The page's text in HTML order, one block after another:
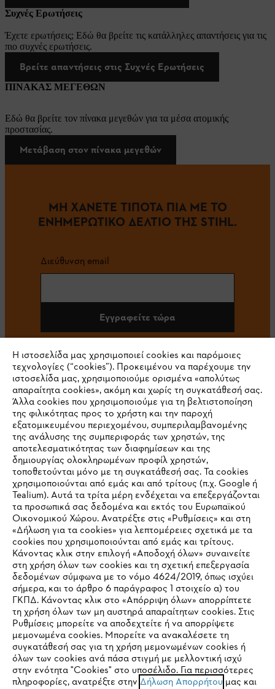
Συχνές Ερωτήσεις
Έχετε ερωτήσεις; Εδώ θα βρείτε τις κατάλληλες απαντήσεις για τις
πιο συχνές ερωτήσεις.
Βρείτε απαντήσεις στις Συχνές Ερωτήσεις
ΠΙΝΑΚΑΣ ΜΕΓΕΘΩΝ
Εδώ θα βρείτε τον πίνακα μεγεθών για τα μέσα ατομικής
προστασίας.
Μετάβαση στον πίνακα μεγεθών
ΜΗ ΧΑΝΕΤΕ ΤΙΠΟΤΑ ΠΙΑ ΜΕ ΤΟ
ΕΝΗΜΕΡΩΤΙΚΟ ΔΕΛΤΙΟ ΤΗΣ STIHL.
Διεύθυνση email
Εγγραφείτε τώρα
#STIHL
Εταιρεία
STIHL Συχνές ερωτήσεις
Service
Πολιτική απορρήτου Νομικό κείμενο Cookies
Νομικές πληροφορίες
IHR BROWSER WIRD NICHT
UNTERSTÜTZT
Sie nutzen einen Browser, den wir noch nicht unterstützen. Für
eine optimale Nutzung unserer Seite empfehlen wir Ihnen, zu
einem der folgenden Browser zu wechseln:
Η ιστοσελίδα μας χρησιμοποιεί cookies και παρόμοιες
τεχνολογίες (“cookies”). Προκειμένου να παρέχουμε την
ιστοσελίδα μας, χρησιμοποιούμε ορισμένα «απολύτως
απαραίτητα cookies», ακόμη και χωρίς τη συγκατάθεσή σας.
Άλλα cookies που χρησιμοποιούμε για τη βελτιστοποίηση
της φιλικότητας προς το χρήστη και την παροχή
εξατομικευμένου περιεχομένου, συμπεριλαμβανομένης
της ανάλυσης της συμπεριφοράς των χρηστών, της
αποτελεσματικότητας των διαφημίσεων και της
δημιουργίας ολοκληρωμένων προφίλ χρηστών,
τοποθετούνται μόνο με τη συγκατάθεσή σας. Τα cookies
χρησιμοποιούνται από εμάς και από τρίτους (π.χ. Google ή
Tealium). Αυτά τα τρίτα μέρη ενδέχεται να επεξεργάζονται
τα προσωπικά σας δεδομένα και εκτός του Ευρωπαϊκού
Οικονομικού Χώρου. Ανατρέξτε στις «Ρυθμίσεις» και στη
«Δήλωση για τα cookies» για λεπτομέρειες σχετικά με τα
cookies που χρησιμοποιούνται από εμάς και τρίτους.
Κάνοντας κλικ στην επιλογή «Αποδοχή όλων» συναινείτε
στη χρήση όλων των cookies και τη σχετική επεξεργασία
δεδομένων σύμφωνα με το νόμο 4624/2019, όπως ισχύει
σήμερα, και το άρθρο 6 παράγραφος 1 στοιχείο α) του
ΓΚΠΔ. Κάνοντας κλικ στο «Απόρριψη όλων» απορρίπτετε
τη χρήση όλων των μη αυστηρά απαραίτητων cookies. Στις
Ρυθμίσεις μπορείτε να αποδεχτείτε ή να απορρίψετε
μεμονωμένα cookies. Μπορείτε να ανακαλέσετε τη
συγκατάθεσή σας για τη χρήση μεμονωμένων cookies ή
όλων των cookies ανά πάσα στιγμή με μελλοντική ισχύ
στην ενότητα "Cookies" στο υποσέλιδο. Για περισσότερες
πληροφορίες, ανατρέξτε στην Δήλωση Απορρήτου μας και